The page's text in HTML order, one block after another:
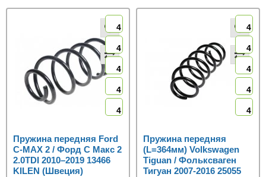
4
4
4
4
4
Пружина передняя Ford
C‑MAX 2 / Форд С Макс 2
2.0TDI 2010–2019 13466
KILEN (Швеция)
4
4
4
4
4
Пружина передняя
(L=364мм) Volkswagen
Tiguan / Фольксваген
Тигуан 2007-2016 25055